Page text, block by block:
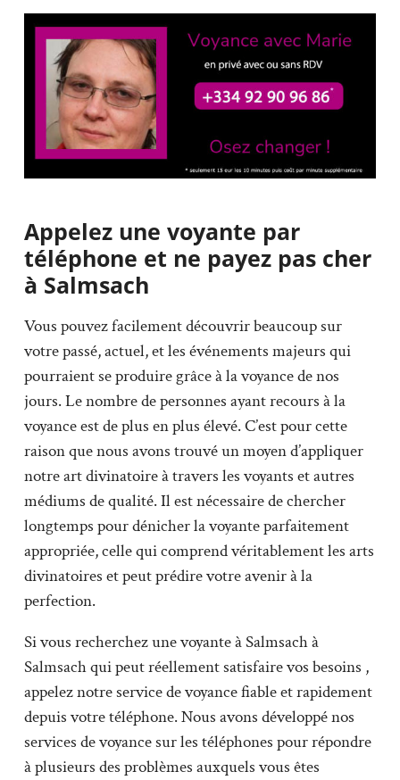
Appelez une voyante par
téléphone et ne payez pas cher
à Salmsach
Vous pouvez facilement découvrir beaucoup sur
votre passé, actuel, et les événements majeurs qui
pourraient se produire grâce à la voyance de nos
jours. Le nombre de personnes ayant recours à la
voyance est de plus en plus élevé. C’est pour cette
raison que nous avons trouvé un moyen d’appliquer
notre art divinatoire à travers les voyants et autres
médiums de qualité. Il est nécessaire de chercher
longtemps pour dénicher la voyante parfaitement
appropriée, celle qui comprend véritablement les arts
divinatoires et peut prédire votre avenir à la
perfection.
Si vous recherchez une voyante à Salmsach à
Salmsach qui peut réellement satisfaire vos besoins ,
appelez notre service de voyance fiable et rapidement
depuis votre téléphone. Nous avons développé nos
services de voyance sur les téléphones pour répondre
à plusieurs des problèmes auxquels vous êtes